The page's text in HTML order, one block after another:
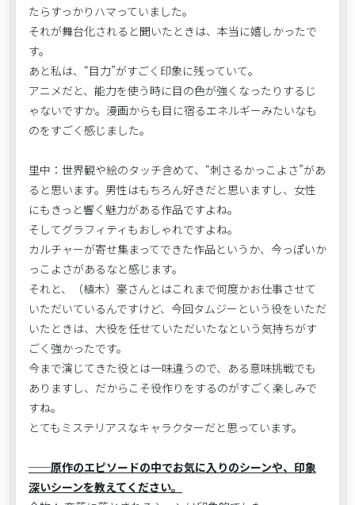
たらすっかりハマっていました。
それが舞台化されると聞いたときは、本当に嬉しかったで
す。
あと私は、“目力”がすごく印象に残っていて。
アニメだと、能力を使う時に目の色が強くなったりするじ
ゃないですか。漫画からも目に宿るエネルギーみたいなも
のをすごく感じました。
里中：世界観や絵のタッチ含めて、“刺さるかっこよさ”があ
ると思います。男性はもちろん好きだと思いますし、女性
にもきっと響く魅力がある作品ですよね。
そしてグラフィティもおしゃれですよね。
カルチャーが寄せ集まってできた作品というか、今っぽいか
っこよさがあるなと感じます。
それと、（植木）豪さんとはこれまで何度かお仕事させて
いただいているんですけど、今回タムジーという役をいただ
いたときは、大役を任せていただいたなという気持ちがす
ごく強かったです。
今まで演じてきた役とは一味違うので、ある意味挑戦でも
ありますし、だからこそ役作りをするのがすごく楽しみで
すね。
とてもミステリアスなキャラクターだと思っています。
──原作のエピソードの中でお気に入りのシーンや、印象
深いシーンを教えてください。